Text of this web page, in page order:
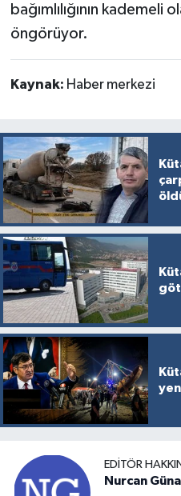
bağımlılığının kademeli
öngörüyor.
Kaynak: Haber merkezi
EDITÖR
Nurcan